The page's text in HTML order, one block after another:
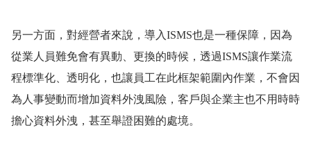
另一方面，對經營者來說，導入ISMS也是一種保障，因為
從業人員難免會有異動、更換的時候，透過ISMS讓作業流
程標準化、透明化，也讓員工在此框架範圍內作業，不會因
為人事變動而增加資料外洩風險，客戶與企業主也不用時時
擔心資料外洩，甚至舉證困難的處境。